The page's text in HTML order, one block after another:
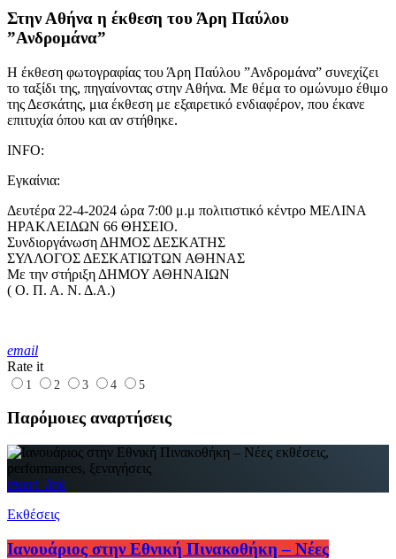
Στην Αθήνα η έκθεση του Άρη Παύλου
”Ανδρομάνα”
Η έκθεση φωτογραφίας του Άρη Παύλου ”Ανδρομάνα” συνεχίζει
το ταξίδι της, πηγαίνοντας στην Αθήνα. Με θέμα το ομώνυμο έθιμο
της Δεσκάτης, μια έκθεση με εξαιρετικό ενδιαφέρον, που έκανε
επιτυχία όπου και αν στήθηκε.
INFO:
Εγκαίνια:
Δευτέρα 22-4-2024 ώρα 7:00 μ.μ πολιτιστικό κέντρο ΜΕΛΙΝΑ
ΗΡΑΚΛΕΙΔΩΝ 66 ΘΗΣΕΙΟ.
Συνδιοργάνωση ΔΗΜΟΣ ΔΕΣΚΑΤΗΣ
ΣΥΛΛΟΓΟΣ ΔΕΣΚΑΤΙΩΤΩΝ ΑΘΗΝΑΣ
Με την στήριξη ΔΗΜΟΥ ΑΘΗΝΑΙΩΝ
( Ο. Π. Α. Ν. Δ.Α.)
email
Rate it
1 2 3 4 5
Παρόμοιες αναρτήσεις
insert_link
Εκθέσεις
Ιανουάριος στην Εθνική Πινακοθήκη – Νέες